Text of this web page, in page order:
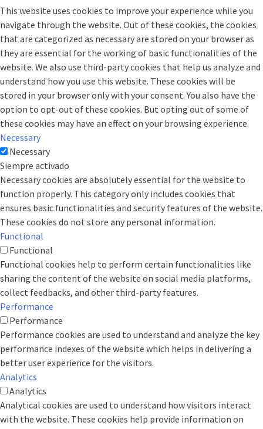
This website uses cookies to improve your experience while you
navigate through the website. Out of these cookies, the cookies
that are categorized as necessary are stored on your browser as
they are essential for the working of basic functionalities of the
website. We also use third-party cookies that help us analyze and
understand how you use this website. These cookies will be
stored in your browser only with your consent. You also have the
option to opt-out of these cookies. But opting out of some of
these cookies may have an effect on your browsing experience.
Necessary
Necessary
Siempre activado
Necessary cookies are absolutely essential for the website to
function properly. This category only includes cookies that
ensures basic functionalities and security features of the website.
These cookies do not store any personal information.
Functional
Functional
Functional cookies help to perform certain functionalities like
sharing the content of the website on social media platforms,
collect feedbacks, and other third-party features.
Performance
Performance
Performance cookies are used to understand and analyze the key
performance indexes of the website which helps in delivering a
better user experience for the visitors.
Analytics
Analytics
Analytical cookies are used to understand how visitors interact
with the website. These cookies help provide information on